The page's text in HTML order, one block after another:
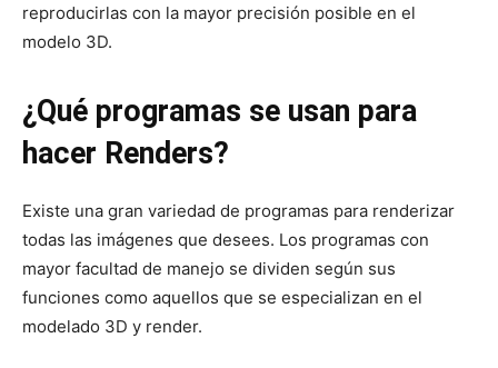
reproducirlas con la mayor precisión posible en el
modelo 3D.
¿Qué programas se usan para
hacer Renders?
Existe una gran variedad de programas para renderizar
todas las imágenes que desees. Los programas con
mayor facultad de manejo se dividen según sus
funciones como aquellos que se especializan en el
modelado 3D y render.